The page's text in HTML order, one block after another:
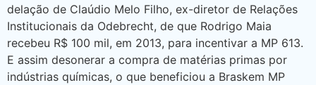
delação de Claúdio Melo Filho, ex-diretor de Relações
Institucionais da Odebrecht, de que Rodrigo Maia
recebeu R$ 100 mil, em 2013, para incentivar a MP 613.
E assim desonerar a compra de matérias primas por
indústrias químicas, o que beneficiou a Braskem MP